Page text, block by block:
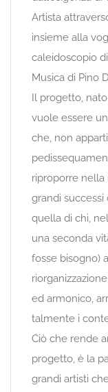
Artista
insieme alla
caleidoscopio
Musica di Pino
Il progetto, nato
vuole essere
che, non
riproporre nella
grandi
quella di chi,
una seconda
fosse bisogno)
ed armonico,
talmente i
Ciò che rende
progetto, è la
grandi artisti